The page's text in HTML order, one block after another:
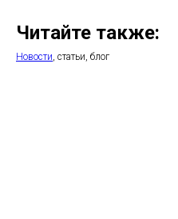
Читайте также:
Новости, статьи, блог